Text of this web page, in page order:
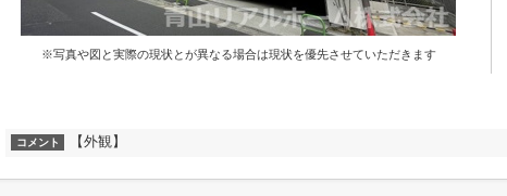
※写真や図と実際の現状とが異なる場合は現状を優先させていただきます
コメント 【外観】